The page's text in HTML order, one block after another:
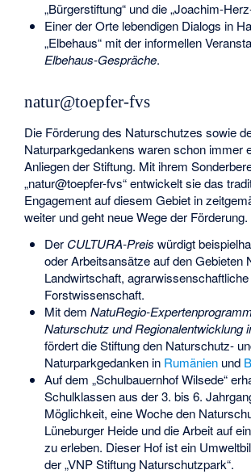
„Bürgerstiftung“ und die „Joachim-
Einer der Orte lebendigen Dialogs in
„Elbehaus“ mit der informellen
Elbehaus-Gespräche.
natur@toepfer-fvs
Die Förderung des Naturschutzes sowie
Naturparkgedankens waren schon immer
Anliegen der Stiftung. Mit ihrem
„natur@toepfer-fvs“ entwickelt sie das
Engagement auf diesem Gebiet in
weiter und geht neue Wege der Förderung.
Der CULTURA-Preis würdigt
oder Arbeitsansätze auf den Gebieten
Landwirtschaft,
Forstwissenschaft.
Mit dem NatuRegio-
Naturschutz und Regionalentwicklung
fördert die Stiftung den Naturschutz-
Naturparkgedanken in Rumänienund
Auf dem „Schulbauernhof Wilsede“
Schulklassen aus der 3. bis 6.
Möglichkeit, eine Woche den
Lüneburger Heide und die Arbeit auf
zu erleben. Dieser Hof ist ein
der „VNP Stiftung Naturschutzpark“.